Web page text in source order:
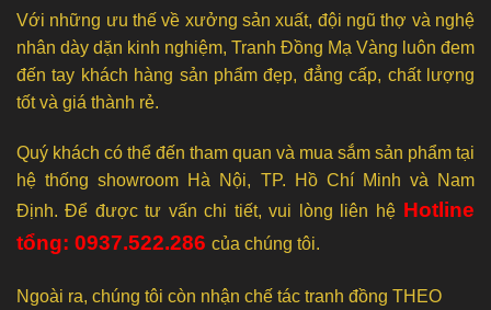
Với những ưu thế về xưởng sản xuất, đội ngũ thợ và nghệ
nhân dày dặn kinh nghiệm, Tranh Đồng Mạ Vàng luôn đem
đến tay khách hàng sản phẩm đẹp, đẳng cấp, chất lượng
tốt và giá thành rẻ.
Quý khách có thể đến tham quan và mua sắm sản phẩm tại
hệ thống showroom Hà Nội, TP. Hồ Chí Minh và Nam
Định. Để được tư vấn chi tiết, vui lòng liên hệHotline
tổng: 0937.522.286 của chúng tôi.
Ngoài ra, chúng tôi còn nhận chế tác tranh đồng THEO